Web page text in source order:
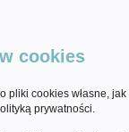
szkolenia
cookies
pliki cookies własne,
prywatności.